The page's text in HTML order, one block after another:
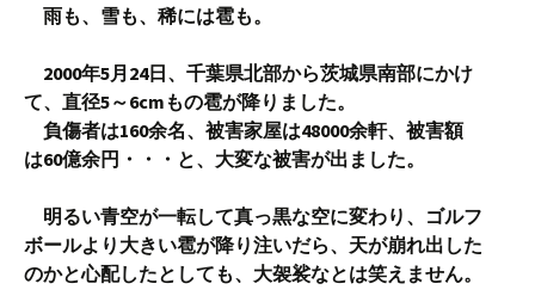
雨も、雪も、稀には雹も。
2000年5月24日、千葉県北部から茨城県南部にかけ
て、直径5～6cmもの雹が降りました。
負傷者は160余名、被害家屋は48000余軒、被害額
は60億余円・・・と、大変な被害が出ました。
明るい青空が一転して真っ黒な空に変わり、ゴルフ
ボールより大きい雹が降り注いだら、天が崩れ出した
のかと心配したとしても、大袈裟なとは笑えません。